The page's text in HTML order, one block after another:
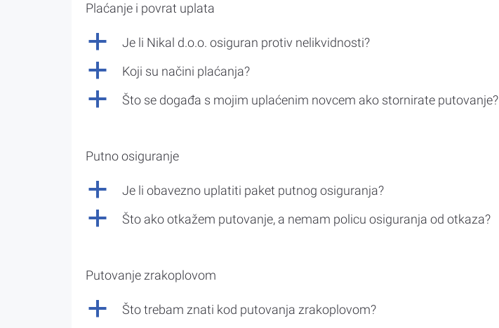
Plaćanje i povrat uplata
a Je li Nikal d.o.o. osiguran protiv nelikvidnosti?
a Koji su načini plaćanja?
a Što se događa s mojim uplaćenim novcem ako stornirate putovanje?
Putno osiguranje
a Je li obavezno uplatiti paket putnog osiguranja?
a Što ako otkažem putovanje, a nemam policu osiguranja od otkaza?
Putovanje zrakoplovom
a Što trebam znati kod putovanja zrakoplovom?